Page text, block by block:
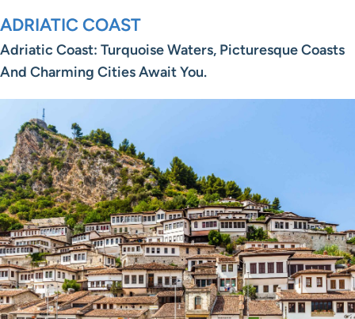
ADRIATIC COAST
Adriatic Coast: Turquoise Waters, Picturesque Coasts
And Charming Cities Await You.